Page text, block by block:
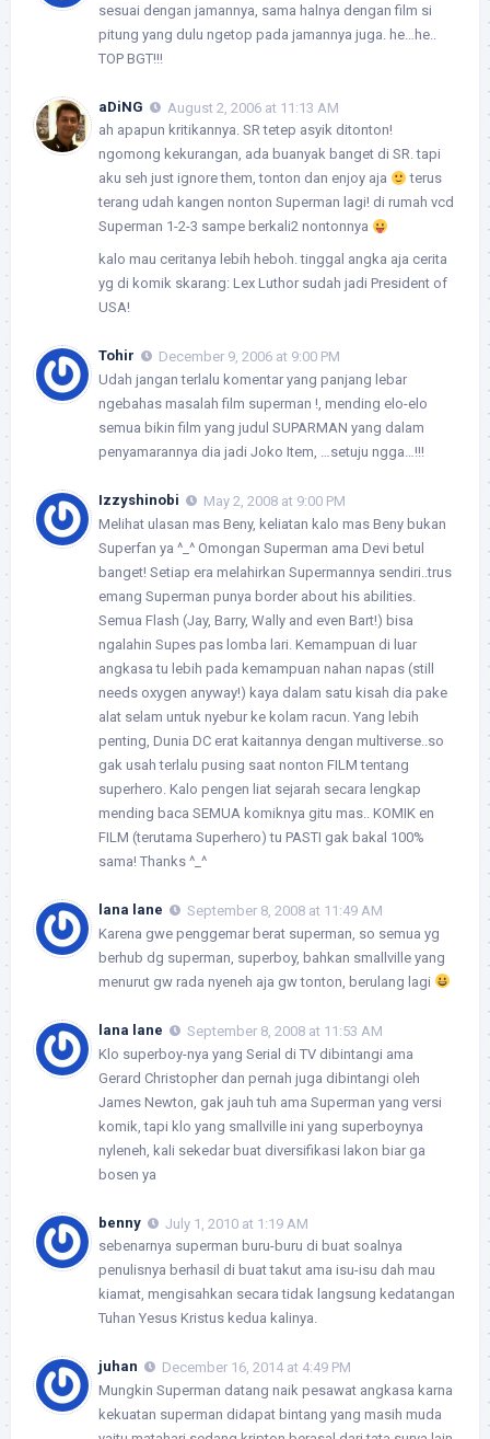
sesuai dengan jamannya, sama halnya dengan film si
pitung yang dulu ngetop pada jamannya juga. he…he..
TOP BGT!!!
aDiNG
August 2, 2006 at 11:13 AM
ah apapun kritikannya. SR tetep asyik ditonton!
ngomong kekurangan, ada buanyak banget di SR. tapi
aku seh just ignore them, tonton dan enjoy aja
terus
terang udah kangen nonton Superman lagi! di rumah vcd
Superman 1-2-3 sampe berkali2 nontonnya
kalo mau ceritanya lebih heboh. tinggal angka aja cerita
yg di komik skarang: Lex Luthor sudah jadi President of
USA!
Tohir
December 9, 2006 at 9:00 PM
Udah jangan terlalu komentar yang panjang lebar
ngebahas masalah film superman !, mending elo-elo
semua bikin film yang judul SUPARMAN yang dalam
penyamarannya dia jadi Joko Item, …setuju ngga…!!!
Izzyshinobi
May 2, 2008 at 9:00 PM
Melihat ulasan mas Beny, keliatan kalo mas Beny bukan
Superfan ya ^_^ Omongan Superman ama Devi betul
banget! Setiap era melahirkan Supermannya sendiri..trus
emang Superman punya border about his abilities.
Semua Flash (Jay, Barry, Wally and even Bart!) bisa
ngalahin Supes pas lomba lari. Kemampuan di luar
angkasa tu lebih pada kemampuan nahan napas (still
needs oxygen anyway!) kaya dalam satu kisah dia pake
alat selam untuk nyebur ke kolam racun. Yang lebih
penting, Dunia DC erat kaitannya dengan multiverse..so
gak usah terlalu pusing saat nonton FILM tentang
superhero. Kalo pengen liat sejarah secara lengkap
mending baca SEMUA komiknya gitu mas.. KOMIK en
FILM (terutama Superhero) tu PASTI gak bakal 100%
sama! Thanks ^_^
lana lane
September 8, 2008 at 11:49 AM
Karena gwe penggemar berat superman, so semua yg
berhub dg superman, superboy, bahkan smallville yang
menurut gw rada nyeneh aja gw tonton, berulang lagi
lana lane
September 8, 2008 at 11:53 AM
Klo superboy-nya yang Serial di TV dibintangi ama
Gerard Christopher dan pernah juga dibintangi oleh
James Newton, gak jauh tuh ama Superman yang versi
komik, tapi klo yang smallville ini yang superboynya
nyleneh, kali sekedar buat diversifikasi lakon biar ga
bosen ya
benny
July 1, 2010 at 1:19 AM
sebenarnya superman buru-buru di buat soalnya
penulisnya berhasil di buat takut ama isu-isu dah mau
kiamat, mengisahkan secara tidak langsung kedatangan
Tuhan Yesus Kristus kedua kalinya.
juhan
December 16, 2014 at 4:49 PM
Mungkin Superman datang naik pesawat angkasa karna
kekuatan superman didapat bintang yang masih muda